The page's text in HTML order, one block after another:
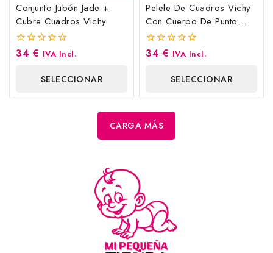
Conjunto Jubón Jade +
Cubre Cuadros Vichy
0
34 € IVA Incl.
SELECCIONAR
OPCIONES
Pelele De Cuadros Vichy
Con Cuerpo De Punto
Jade
0
34 € IVA Incl.
SELECCIONAR
OPCIONES
CARGA MÁS